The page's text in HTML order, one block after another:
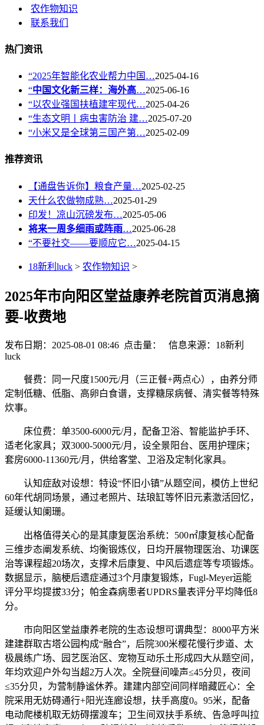
农作物知识
联系我们
热门资讯
“2025年智能化农业帮力中国…2025-04-16
“中国文化新三样：海外高…2025-06-16
“以农业强国扶植建牢现代…2025-04-26
“生态文明丨病虫害防治 建…2025-07-20
“小米又是全球第三国产第…2025-02-09
推荐资讯
【通盘告诉你】粮食产量…2025-02-25
天什么农做物成熟…2025-01-29
印发！凉山沉磅发布…2025-05-06
将来一周多细雨或阵雨…2025-06-28
“不要社交——要顺应它…2025-04-15
18新利luck > 农作物知识 >
2025年市向阳区堂益康养老院首页消息摘
要-收费地
发布日期：2025-08-01 08:46 点击量：
信息来源：18新利
luck
餐费：同一尺度1500元/月（三正餐+两点心），由养分师
定制低糖、低脂、高卵白食谱，支撑糖尿病餐、清实餐等特殊
炊事。
床位费：单3500-6000元/月，配备卫浴、智能监护手环、
适老化家具；双3000-5000元/月，设全景阳台、医用护理床；
套房6000-11360元/月，供给客堂、卫浴及定制化家具。
认知症敌对设想：特设“怀旧小镇”从题空间，模仿上世纪
60年代胡同场景，通过老照片、珐琅缸等怀旧元素激活回忆，
延缓认知阑珊。
出格值得关心的是其康复医治系统：500㎡康复核心配备
三维步态阐发系统、均衡锻炼仪，日均开展物理医治、功课医
治等课程超20场次，支撑术后康复、中风后遗症等专项锻炼。
数据显示，脑梗后遗症通过3个月康复锻炼，Fugl-Meyer运能
评分平均提拔33分；帕金森病患者UPDRS量表评分平均降低8
分。
市向阳区堂益康养老院的生态设想可谓典型：8000平方米
建建群取古塔公园构成“融合”，后院300米樱花慢行步道、太
极晨练广场、园艺医治区、宠物互动乐土形成四大从题空间，
年均欢迎户外勾当超2万人次。全院昼间噪声≤45分贝，夜间
≤35分贝，为营制静谧休养。建建内部空间同样暗藏匠心：全
院采用无妨碍通行+阳光连廊设想，扶手高度0。95米，配备
电动爬楼机取无妨碍摆渡车；卫生间双扶手系统、告急呼叫拉